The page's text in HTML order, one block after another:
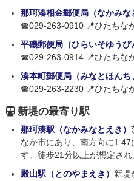
那珂湊相金郵便局（なかみな
☎029-263-0910 📍ひたちな
平磯郵便局（ひらいそゆうび
☎029-263-0914 📍ひたちな
湊本町郵便局（みなとほんち
☎029-263-2230 📍ひたちな
新堤の最寄り駅
那珂湊駅（なかみなとえき）
なか市にあり、南方向に
す。徒歩21分以上が想定され
殿山駅（とのやまえき） 新堤